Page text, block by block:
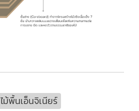
ไม้พื้นเอ็นจิเนียร์